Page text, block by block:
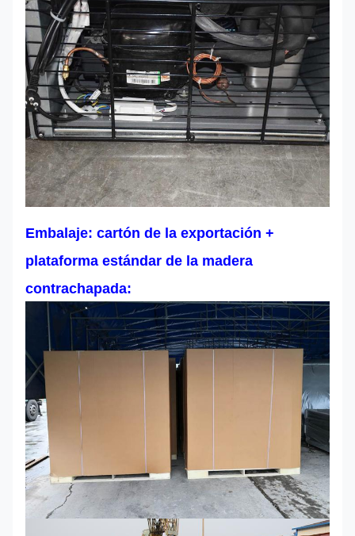
Embalaje: cartón de la exportación +
plataforma estándar de la madera
contrachapada: